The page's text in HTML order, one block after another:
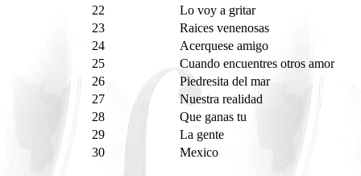
22
Lo voy a gritar
23
Raices venenosas
24
Acerquese amigo
25
Cuando encuentres otros amor
26
Piedresita del mar
27
Nuestra realidad
28
Que ganas tu
29
La gente
30
Mexico